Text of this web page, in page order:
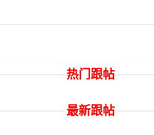
热门跟帖
最新跟帖